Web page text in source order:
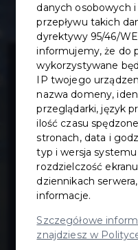
danych osobowych
przepływu takich
dyrektywy 95/46/
informujemy, że do
wykorzystywane
IP twojego
nazwa domeny,
przeglądarki, język
ilość czasu
stronach, data i
typ i wersja
rozdzielczość
dziennikach
informacje.
Szczegółowe
znajdziesz w